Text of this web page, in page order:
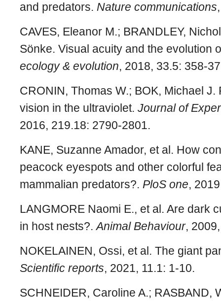
and predators. Nature communications
CAVES, Eleanor M.; BRANDLEY,
Sönke. Visual acuity and the evolution
ecology & evolution, 2018, 33.5: 358-
CRONIN, Thomas W.; BOK, Michael
vision in the ultraviolet. Journal of
2016, 219.18: 2790-2801.
KANE, Suzanne Amador, et al. How
peacock eyespots and other colorful
mammalian predators?. PloS one,
LANGMORE Naomi E., et al. Are dark
in host nests?.Animal Behaviour,
NOKELAINEN, Ossi, et al. The giant
Scientific reports, 2021, 11.1: 1-10.
SCHNEIDER, Caroline A.; RASBAND,